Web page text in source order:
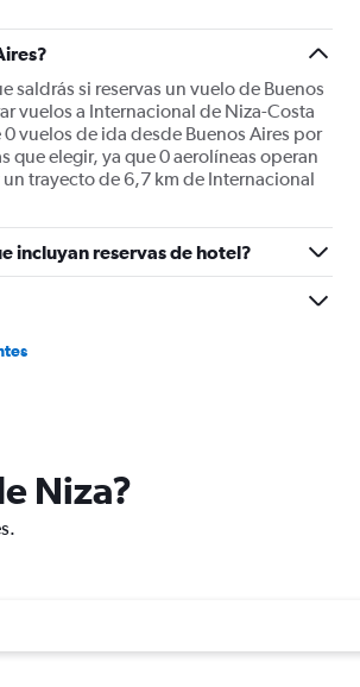
saldrás si reservas un vuelo de Buenos
vuelos a Internacional de Niza-Costa
vuelos de ida desde Buenos Aires por
que elegir, ya que 0 aerolíneas operan
trayecto de 6,7 km de Internacional
incluyan reservas de hotel?
Niza?